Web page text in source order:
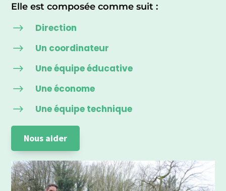
Elle est composée comme suit :
$ Direction
$ Un coordinateur
$ Une équipe éducative
$ Une économe
$ Une équipe technique
Nous aider